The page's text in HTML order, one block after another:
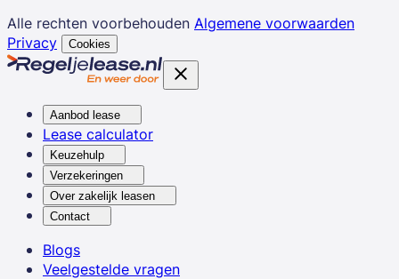
Alle rechten voorbehouden Algemene voorwaarden
Privacy
Cookies
Aanbod lease
Lease calculator
Keuzehulp
Verzekeringen
Over zakelijk leasen
Contact
Blogs
Veelgestelde vragen